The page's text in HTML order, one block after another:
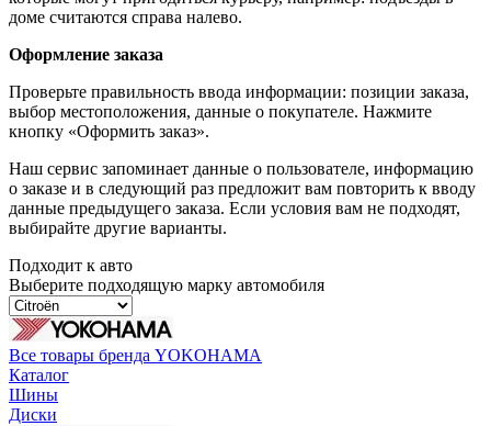
доме считаются справа налево.
Оформление заказа
Проверьте правильность ввода информации: позиции заказа,
выбор местоположения, данные о покупателе. Нажмите
кнопку «Оформить заказ».
Наш сервис запоминает данные о пользователе, информацию
о заказе и в следующий раз предложит вам повторить к вводу
данные предыдущего заказа. Если условия вам не подходят,
выбирайте другие варианты.
Подходит к авто
Выберите подходящую марку автомобиля
Все товары бренда YOKOHAMA
Каталог
Шины
Диски